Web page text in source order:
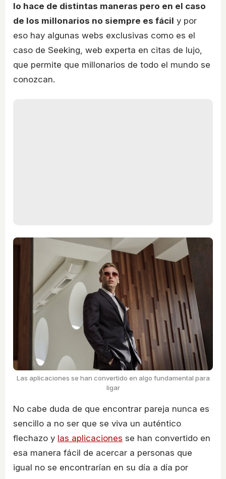
lo hace de distintas maneras pero en el caso
de los millonarios no siempre es fácil y por
eso hay algunas webs exclusivas como es el
caso de Seeking, web experta en citas de lujo,
que permite que millonarios de todo el mundo se
conozcan.
Las aplicaciones se han convertido en algo fundamental para
ligar
No cabe duda de que encontrar pareja nunca es
sencillo a no ser que se viva un auténtico
flechazo y las aplicaciones se han convertido en
esa manera fácil de acercar a personas que
igual no se encontrarían en su día a día por